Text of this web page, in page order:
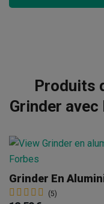
Produits
Grinder
(5)